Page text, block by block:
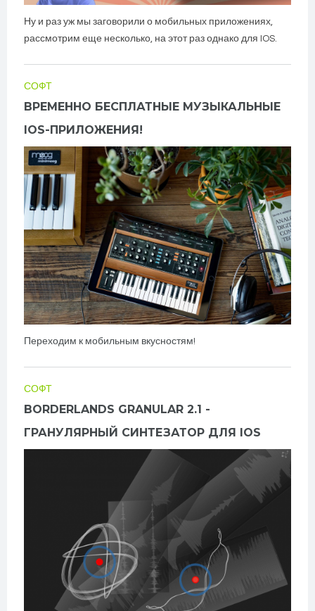
Ну и раз уж мы заговорили о мобильных приложениях,
рассмотрим еще несколько, на этот раз однако для IOS.
СОФТ
ВРЕМЕННО БЕСПЛАТНЫЕ МУЗЫКАЛЬНЫЕ
IOS-ПРИЛОЖЕНИЯ!
Переходим к мобильным вкусностям!
СОФТ
BORDERLANDS GRANULAR 2.1 -
ГРАНУЛЯРНЫЙ СИНТЕЗАТОР ДЛЯ IOS